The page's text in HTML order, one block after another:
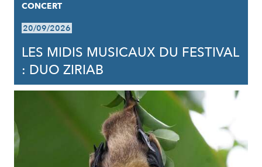
CONCERT
20/09/2026
LES MIDIS MUSICAUX DU FESTIVAL
: DUO ZIRIAB